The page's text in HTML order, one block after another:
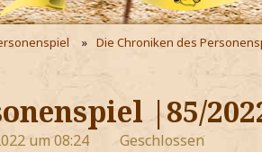
Die Chroniken des
|85/
um 08:24 Geschlossen